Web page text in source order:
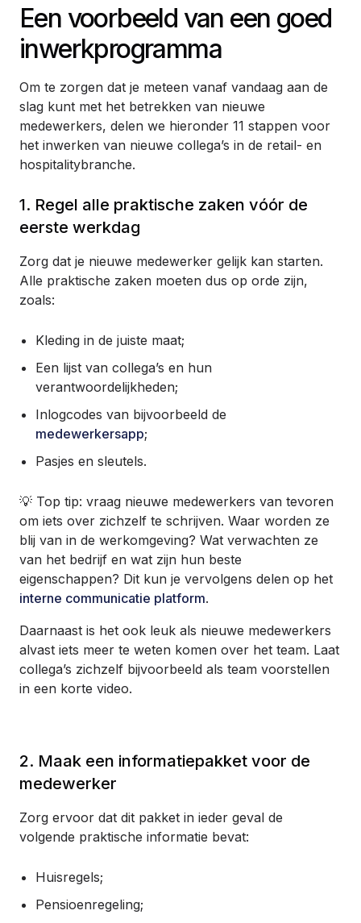
Een voorbeeld van een goed
inwerkprogramma
Om te zorgen dat je meteen vanaf vandaag aan de
slag kunt met het betrekken van nieuwe
medewerkers, delen we hieronder 11 stappen voor
het inwerken van nieuwe collega’s in de retail- en
hospitalitybranche.
1. Regel alle praktische zaken vóór de
eerste werkdag
Zorg dat je nieuwe medewerker gelijk kan starten.
Alle praktische zaken moeten dus op orde zijn,
zoals:
Kleding in de juiste maat;
Een lijst van collega’s en hun
verantwoordelijkheden;
Inlogcodes van bijvoorbeeld de
medewerkersapp;
Pasjes en sleutels.
💡 Top tip: vraag nieuwe medewerkers van tevoren
om iets over zichzelf te schrijven. Waar worden ze
blij van in de werkomgeving? Wat verwachten ze
van het bedrijf en wat zijn hun beste
eigenschappen? Dit kun je vervolgens delen op het
interne communicatie platform.
Daarnaast is het ook leuk als nieuwe medewerkers
alvast iets meer te weten komen over het team. Laat
collega’s zichzelf bijvoorbeeld als team voorstellen
in een korte video.
2. Maak een informatiepakket voor de
medewerker
Zorg ervoor dat dit pakket in ieder geval de
volgende praktische informatie bevat:
Huisregels;
Pensioenregeling;